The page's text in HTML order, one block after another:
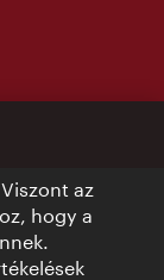
az
hogy a